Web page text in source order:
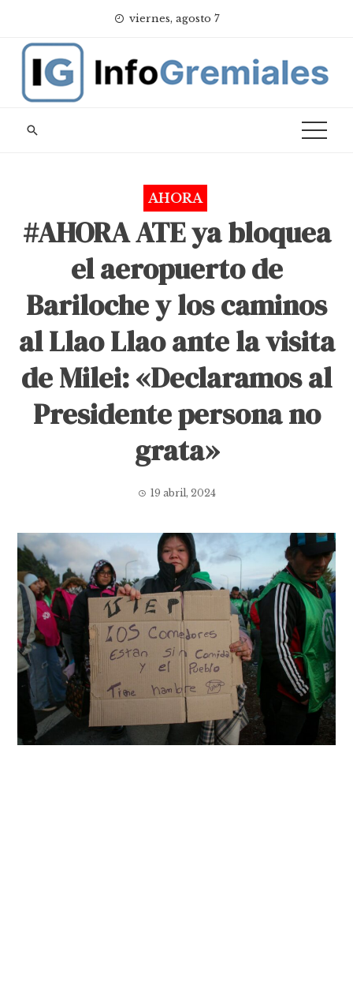
content
viernes, agosto 7
AHORA
#AHORA ATE ya bloquea
el aeropuerto de
Bariloche y los caminos
al Llao Llao ante la visita
de Milei: «Declaramos al
Presidente persona no
grata»
19 abril, 2024